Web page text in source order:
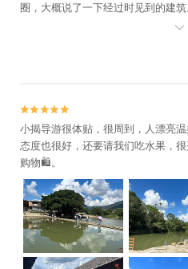
圈，大概说了一下经过时见到的建
庄花园门票要30元一张，环岛摆渡


小揭导游很体贴，很周到，人漂亮
态度也很好，还要请我们吃水果，
购物🛍️。